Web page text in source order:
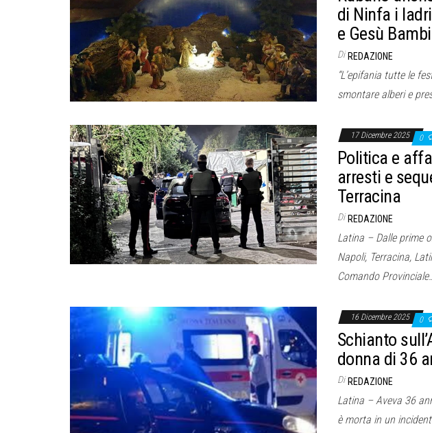
di Ninfa i
e Gesù
Di REDAZIONE
“L’epifania tutte le
smontare alberi e
17 Dicembre 2025 0
Politica e
arresti e
Terracina
Di REDAZIONE
Latina – Dalle prime
Napoli, Terracina,
Comando
16 Dicembre 2025 0
Schianto
donna di 36
Di REDAZIONE
Latina – Aveva 36
è morta in un